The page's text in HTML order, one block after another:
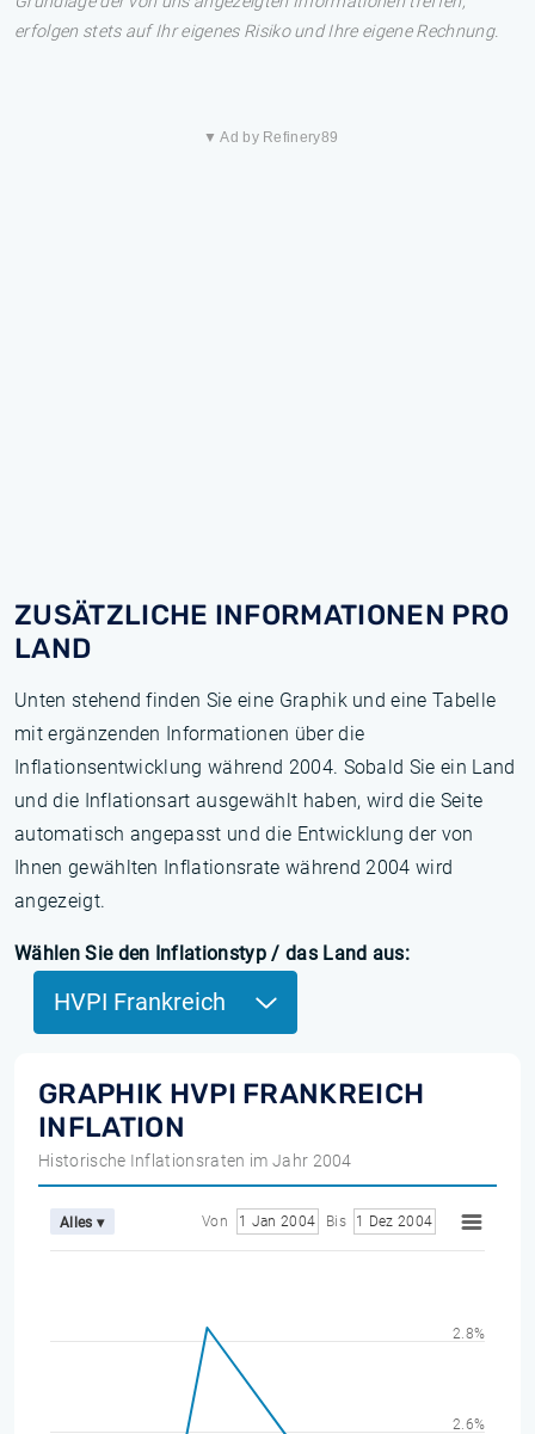
erfolgen stets auf Ihr eigenes Risiko und Ihre eigene Rechnung.
▼ Ad by Refinery89
ZUSÄTZLICHE INFORMATIONEN PRO
LAND
Unten stehend finden Sie eine Graphik und eine Tabelle
mit ergänzenden Informationen über die
Inflationsentwicklung während 2004. Sobald Sie ein Land
und die Inflationsart ausgewählt haben, wird die Seite
automatisch angepasst und die Entwicklung der von
Ihnen gewählten Inflationsrate während 2004 wird
angezeigt.
Wählen Sie den Inflationstyp / das Land aus:
HVPI Frankreich
GRAPHIK HVPI FRANKREICH
INFLATION
Historische Inflationsraten im Jahr 2004
Alles ▾ Von 1 Jan 2004 Bis 1 Dez 2004
2.6%
2.8%